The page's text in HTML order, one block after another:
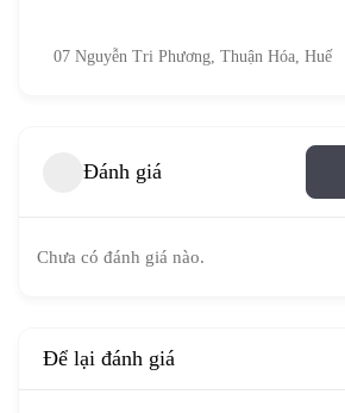
07 Nguyễn Tri Phương, Thuận Hóa, Huế
Đánh giá
Chưa có đánh giá nào.
Để lại đánh giá